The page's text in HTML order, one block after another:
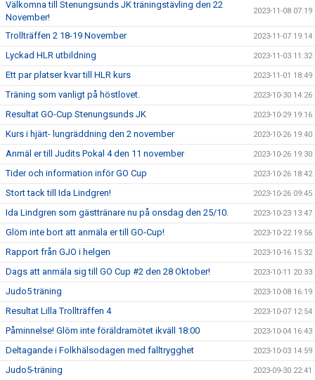
Välkomna till Stenungsunds JK träningstävling den 22
November!
2023-11-08 07:19
Trollträffen 2 18-19 November 2023-11-07 19:14
Lyckad HLR utbildning 2023-11-03 11:32
Ett par platser kvar till HLR kurs 2023-11-01 18:49
Träning som vanligt på höstlovet. 2023-10-30 14:26
Resultat GO-Cup Stenungsunds JK 2023-10-29 19:16
Kurs i hjärt- lungräddning den 2 november 2023-10-26 19:40
Anmäl er till Judits Pokal 4 den 11 november 2023-10-26 19:30
Tider och information inför GO Cup 2023-10-26 18:42
Stort tack till Ida Lindgren! 2023-10-26 09:45
Ida Lindgren som gästtränare nu på onsdag den 25/10. 2023-10-23 13:47
Glöm inte bort att anmäla er till GO-Cup! 2023-10-22 19:56
Rapport från GJO i helgen 2023-10-16 15:32
Dags att anmäla sig till GO Cup #2 den 28 Oktober! 2023-10-11 20:33
Judo5 träning 2023-10-08 16:19
Resultat Lilla Trollträffen 4 2023-10-07 12:54
Påminnelse! Glöm inte föräldramötet ikväll 18:00 2023-10-04 16:43
Deltagande i Folkhälsodagen med falltrygghet 2023-10-03 14:59
Judo5-träning 2023-09-30 22:41